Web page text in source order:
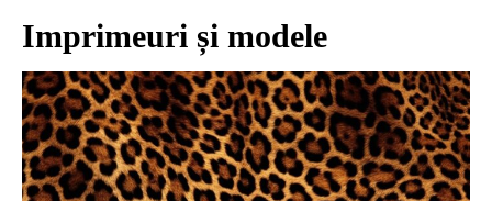
Imprimeuri și modele